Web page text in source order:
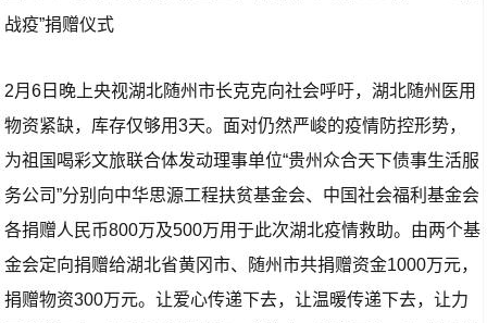
战疫”捐赠仪式
2月6日晚上央视湖北随州市长克克向社会呼吁，湖北随州医用
物资紧缺，库存仅够用3天。面对仍然严峻的疫情防控形势，
为祖国喝彩文旅联合体发动理事单位“贵州众合天下债事生活服
务公司”分别向中华思源工程扶贫基金会、中国社会福利基金会
各捐赠人民币800万及500万用于此次湖北疫情救助。由两个基
金会定向捐赠给湖北省黄冈市、随州市共捐赠资金1000万元，
捐赠物资300万元。让爱心传递下去，让温暖传递下去，让力